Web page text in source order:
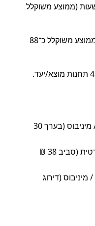
משך כוללים: 30 דק׳–6.7 שעות (ממוצע משוקלל
טווחי מחיר כוללים: 31–254 ₪ (ממוצע משוקלל כ־88
למי שחשוב הזמן – מונית / מיניבוס (בערך 30
לתקציב מוגבל – הסעה פרטית (סביב 38 ₪
מיניבוס (דירוג